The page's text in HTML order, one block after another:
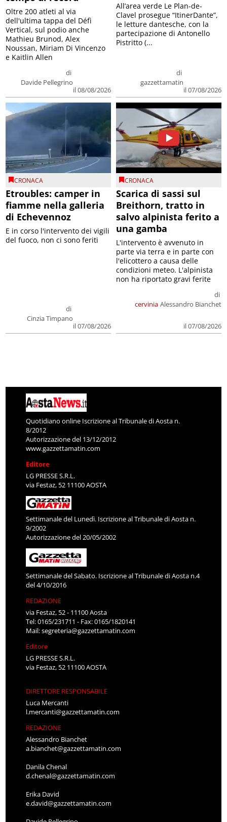
di
Davide Pellegrino
il 08/08/2026
Oltre 200 atleti al via
dell'ultima tappa del Défì
Vertical, sul podio anche
Mathieu Brunod, Alex
Noussan, Miriam Di Vincenzo
e Kaitlin Allen
di
gazzettamatin
il 07/08/2026
All’area verde Le Plan-de-
Clavel prosegue “ItinerDante”,
le letture dantesche, con la
partecipazione di Antonello
Pistritto (...
CRONACA
Etroubles: camper in
fiamme nella galleria
di Echevennoz
di
Cinzia Timpano
il 07/08/2026
E in corso l'intervento dei vigili
del fuoco, non ci sono feriti
CRONACA
Scarica di sassi sul
Breithorn, tratto in
salvo alpinista ferito a
una gamba
cervinia
di
Alessandro Bianchet
il 07/08/2026
L'intervento è avvenuto in
parte via terra e in parte con
l'elicottero a causa delle
condizioni meteo. L'alpinista
non ha riportato gravi ferite
Quotidiano online Iscrizione al Tribunale di Aosta n.
8/2012
Autorizzazione del 13/12/2012
www.gazzettamatin.com
Editore
LG PRESSE S.R.L.
via Festaz, 52 11100 AOSTA
Settimanale del Lunedì. Iscrizione al Tribunale di Aosta n.
9/2002
Autorizzazione del 20/05/2002
Settimanale del Sabato. Iscrizione al Tribunale di Aosta n.4
del 4/10/2016
REDAZIONE
via Festaz, 52 - 11100 Aosta
Tel: 0165/231711 - Fax: 0165/1820141
Mail:segreteria@gazzettamatin.com
Editore
LG PRESSE S.R.L.
via Festaz, 52 11100 AOSTA
DIRETTORE RESPONSABILE
Luca Mercanti
l.mercanti@gazzettamatin.com
REDAZIONE
Alessandro Bianchet
a.bianchet@gazzettamatin.com
Danila Chenal
d.chenal@gazzettamatin.com
Erika David
e.david@gazzettamatin.com